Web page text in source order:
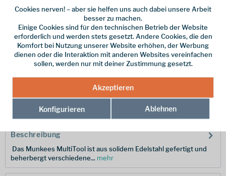
Online bestellen Ladenabholung
vorrätig | Lieferzeit 1-3 Werktage
In denWarenkorb
Merken
Beschreibung
Das Munkees MultiTool ist aus solidem Edelstahl gefertigt und
beherbergt verschiedene... mehr
Cookies nerven! – aber sie helfen uns auch dabei unsere Arbeit
besser zu machen.
Einige Cookies sind für den technischen Betrieb der Website
erforderlich und werden stets gesetzt. Andere Cookies, die den
Komfort bei Nutzung unserer Website erhöhen, der Werbung
dienen oder die Interaktion mit anderen Websites vereinfachen
sollen, werden nur mit deiner Zustimmung gesetzt.
Akzeptieren
Konfigurieren Ablehnen